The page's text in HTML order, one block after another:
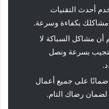
أحدث التقنيات
بكفاءة وسرعة.
أن مشاكل السباكة لا
بسرعة ونصل
على جميع أعمال
لضمان رضاك التام.